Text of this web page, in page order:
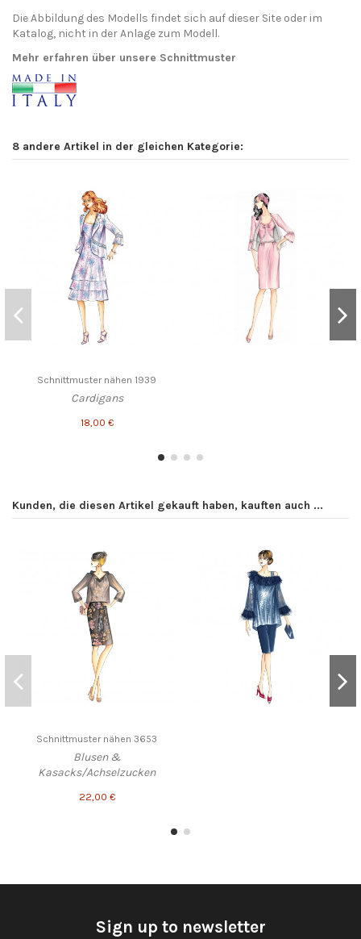
Die Abbildung des Modells findet sich auf dieser Site oder im
Katalog, nicht in der Anlage zum Modell.
Mehr erfahren über unsere Schnittmuster
8 andere Artikel in der gleichen Kategorie:
Schnittmuster nähen 1939
Cardigans
18,00 €
Kunden, die diesen Artikel gekauft haben, kauften auch ...
Schnittmuster nähen 3653
Blusen &
Kasacks/Achselzucken
22,00 €
Sign up to newsletter